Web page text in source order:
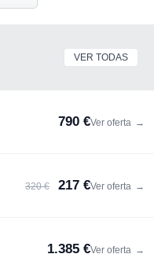
VER TODAS
790 €Ver oferta →
320 € 217 €Ver oferta →
1.385 €Ver oferta →